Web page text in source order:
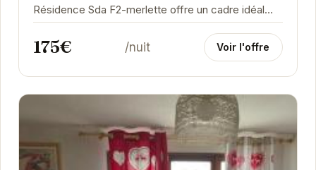
Résidence Sda F2-merlette offre un cadre idéal
pour des vacances à la montagne réussies. Son...
175€ /nuit Voir l'offre